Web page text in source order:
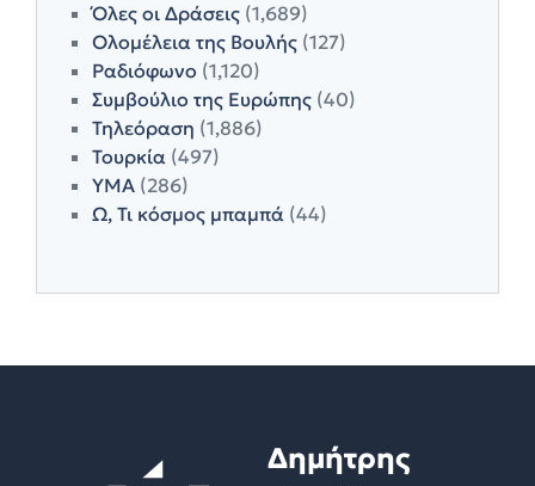
Όλες οι Δράσεις (1,689)
Ολομέλεια της Βουλής (127)
Ραδιόφωνο (1,120)
Συμβούλιο της Ευρώπης (40)
Τηλεόραση (1,886)
Τουρκία (497)
ΥΜΑ (286)
Ω, Τι κόσμος μπαμπά (44)
Δημήτρης